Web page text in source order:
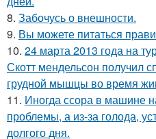
8. Забочусь о внешности.
9. Вы можете питаться
10. 24 марта 2013 года на
Скотт мендельсон получил
грудной мышцы во время
11. Иногда ссора в машине
проблемы, а из-за голода,
долгого дня.